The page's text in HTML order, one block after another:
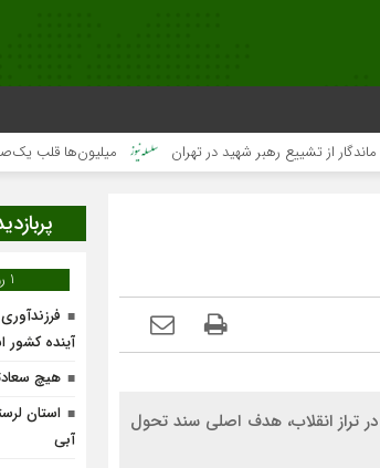
تشییع رهبر شهید در تهران میلیون‌ها قلب یک‌صدا برای
تراز انقلاب، هدف اصلی سند تحول
1 روز
آینده
هیچ
استان
آبی